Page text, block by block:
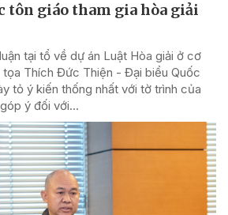
tôn giáo tham gia hòa giải
tại tổ về dự án Luật Hòa giải ở cơ
Thích Đức Thiện - Đại biểu Quốc
tỏ ý kiến thống nhất với tờ trình của
ý đối với...